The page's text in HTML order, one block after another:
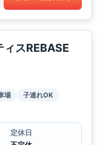
スREBASE
場
子連れOK
定休日